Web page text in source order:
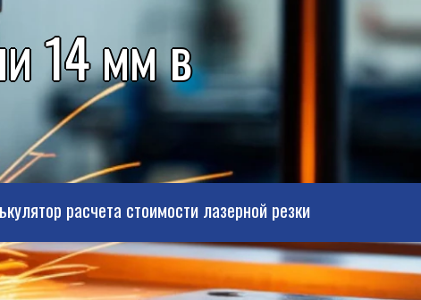
14 мм в
расчета стоимости лазерной резки